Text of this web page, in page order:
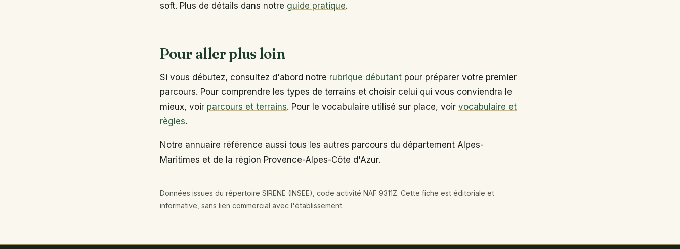
soft. Plus de détails dans notre guide pratique.
Pour aller plus loin
Si vous débutez, consultez d'abord notre rubrique débutant pour préparer votre premier
parcours. Pour comprendre les types de terrains et choisir celui qui vous conviendra le
mieux, voir parcours et terrains. Pour le vocabulaire utilisé sur place, voir vocabulaire et
règles.
Notre annuaire référence aussi tous les autres parcours du département Alpes-
Maritimes et de la région Provence-Alpes-Côte d'Azur.
Données issues du répertoire SIRENE (INSEE), code activité NAF 9311Z. Cette fiche est éditoriale et
informative, sans lien commercial avec l'établissement.